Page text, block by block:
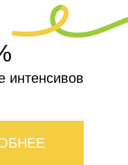
интенсивов